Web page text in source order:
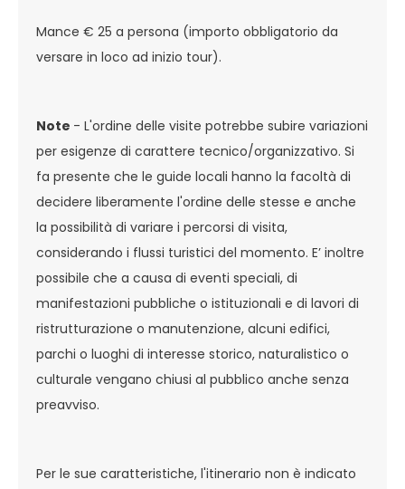
Mance € 25 a persona (importo obbligatorio da
versare in loco ad inizio tour).
Note - L'ordine delle visite potrebbe subire variazioni
per esigenze di carattere tecnico/organizzativo. Si
fa presente che le guide locali hanno la facoltà di
decidere liberamente l'ordine delle stesse e anche
la possibilità di variare i percorsi di visita,
considerando i flussi turistici del momento. E’ inoltre
possibile che a causa di eventi speciali, di
manifestazioni pubbliche o istituzionali e di lavori di
ristrutturazione o manutenzione, alcuni edifici,
parchi o luoghi di interesse storico, naturalistico o
culturale vengano chiusi al pubblico anche senza
preavviso.
Per le sue caratteristiche, l'itinerario non è indicato